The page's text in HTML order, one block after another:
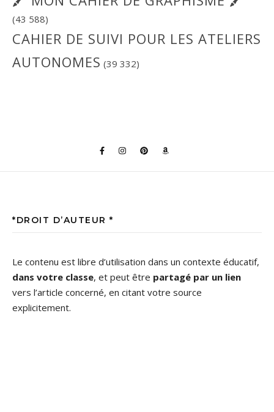
(43 588)
CAHIER DE SUIVI POUR LES ATELIERS
AUTONOMES (39 332)
*DROIT D’AUTEUR *
Le contenu est libre d’utilisation dans un contexte éducatif,
dans votre classe, et peut être partagé par un lien
vers l’article concerné, en citant votre source
explicitement.